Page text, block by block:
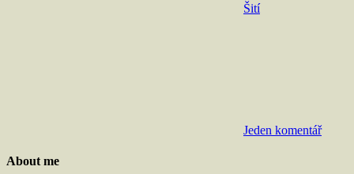
Šití
Jeden komentář
About me